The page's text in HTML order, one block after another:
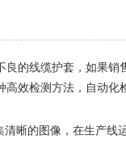
的线缆护套，如果
效检测方法，自动化
的图像，在生产线